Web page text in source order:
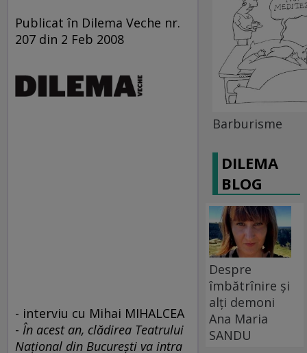
Publicat în Dilema Veche nr.
207 din 2 Feb 2008
- interviu cu Mihai MIHALCEA
- În acest an, clădirea Teatrului
Naţional din Bucureşti va intra
Barburisme
DILEMA
BLOG
Despre
îmbătrînire și
alți demoni
Ana Maria
SANDU